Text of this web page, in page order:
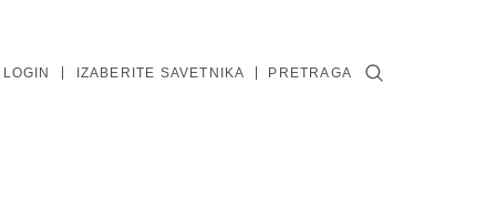
IZABERITE SAVETNIKA PRETRAGA